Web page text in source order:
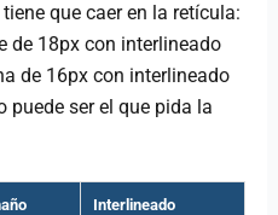
tiene que caer en la retícula:
de 18px con interlineado
de 16px con interlineado
puede ser el que pida la
Interlineado